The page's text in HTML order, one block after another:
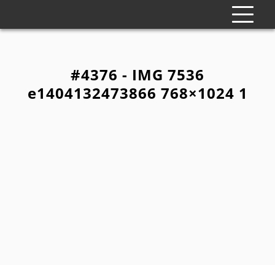
#4376 - IMG 7536
e1404132473866 768×1024 1